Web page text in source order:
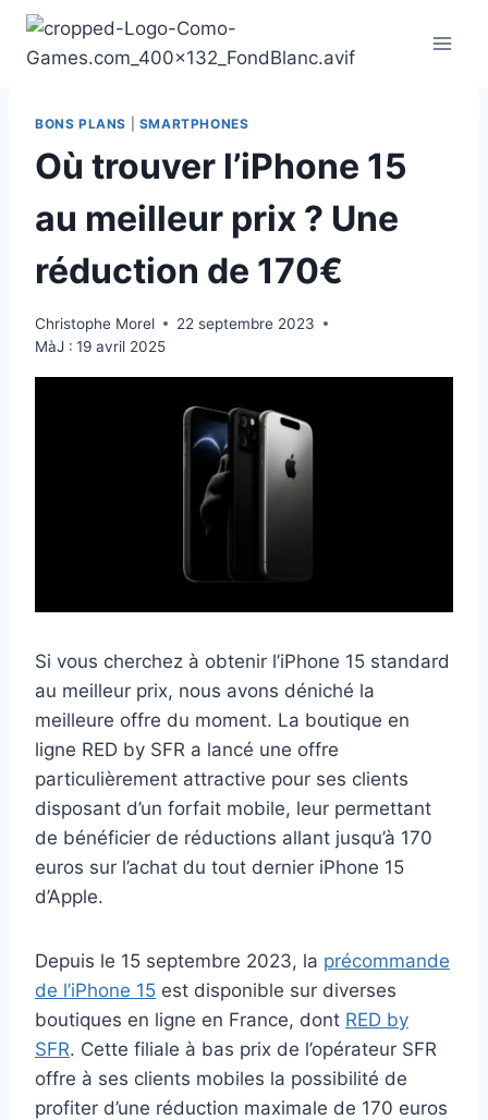
Aller
contenu
BONS PLANS SMARTPHONES
Où trouver l’iPhone 15
au meilleur prix ? Une
réduction de 170€
Christophe Morel
22 septembre 2023
MàJ : 19 avril 2025
Si vous cherchez à obtenir l’iPhone 15 standard
au meilleur prix, nous avons déniché la
meilleure offre du moment. La boutique en
ligne RED by SFR a lancé une offre
particulièrement attractive pour ses clients
disposant d’un forfait mobile, leur permettant
de bénéficier de réductions allant jusqu’à 170
euros sur l’achat du tout dernier iPhone 15
d’Apple.
Depuis le 15 septembre 2023, la précommande
de l’iPhone 15 est disponible sur diverses
boutiques en ligne en France, dont RED by
SFR. Cette filiale à bas prix de l’opérateur SFR
offre à ses clients mobiles la possibilité de
profiter d’une réduction maximale de 170 euros